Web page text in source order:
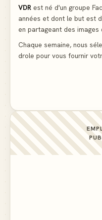
La voisine en
pelouse
VDR est né d'un groupe
années et dont le but est
en partageant des images
Chaque semaine, nous
drole pour vous fournir